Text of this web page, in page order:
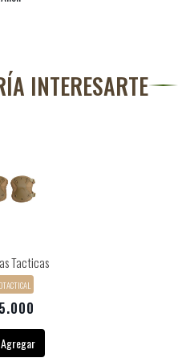
INTERESARTE
Tacticas
Agregar